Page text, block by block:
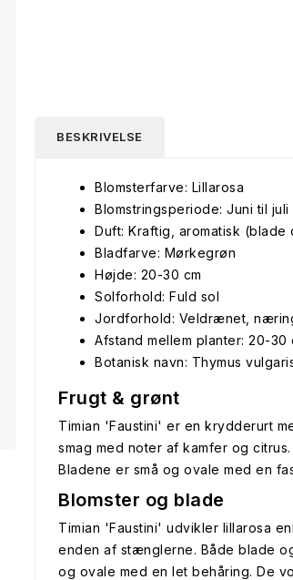
BESKRIVELSE
Blomsterfarve: Lillarosa
Blomstringsperiode: Juni til juli
Duft: Kraftig, aromatisk (blade
Bladfarve: Mørkegrøn
Højde: 20-30 cm
Solforhold: Fuld sol
Jordforhold: Veldrænet,
Afstand mellem planter: 20-30
Botanisk navn: Thymus
Frugt & grønt
Timian 'Faustini' er en krydderurt
smag med noter af kamfer og
Bladene er små og ovale med en
Blomster og blade
Timian 'Faustini' udvikler lillarosa
enden af stænglerne. Både blade
og ovale med en let behåring. De